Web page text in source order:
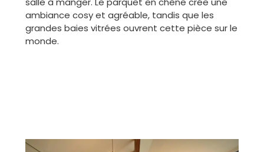
ambiance cosy et agréable, tandis que les
grandes baies vitrées ouvrent cette pièce sur le
monde.